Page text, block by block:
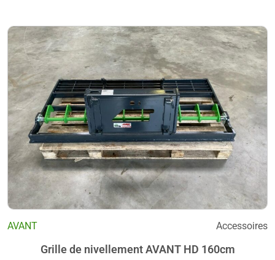
AVANT Accessoires
Grille de nivellement AVANT HD 160cm